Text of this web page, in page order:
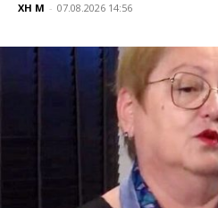
XH M - 07.08.2026 14:56